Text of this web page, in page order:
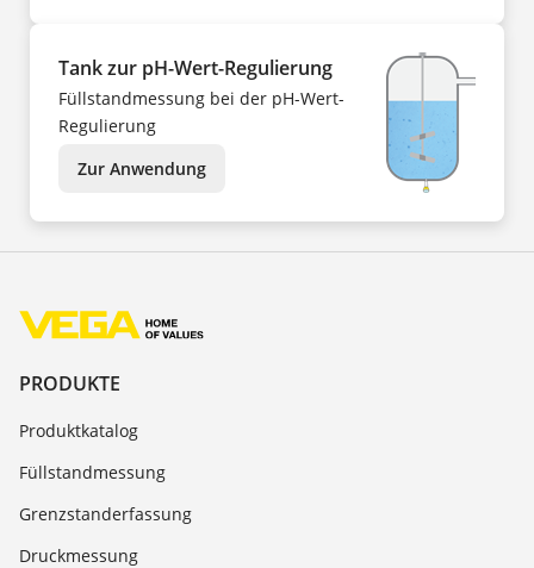
Tank zur pH-Wert-Regulierung
Füllstandmessung bei der pH-Wert-
Regulierung
Zur Anwendung
PRODUKTE
Produktkatalog
Füllstandmessung
Grenzstanderfassung
Druckmessung